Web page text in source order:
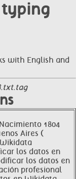
with English and
1804
Aires (
los datos en
los datos en
profesional